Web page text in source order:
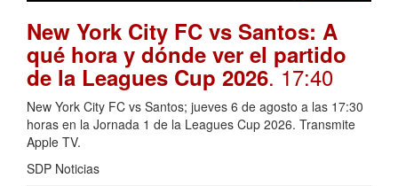
New York City FC vs Santos: A
qué hora y dónde ver el partido
de la Leagues Cup 2026. 17:40
New York City FC vs Santos; jueves 6 de agosto a las 17:30
horas en la Jornada 1 de la Leagues Cup 2026. Transmite
Apple TV.
SDP Noticias